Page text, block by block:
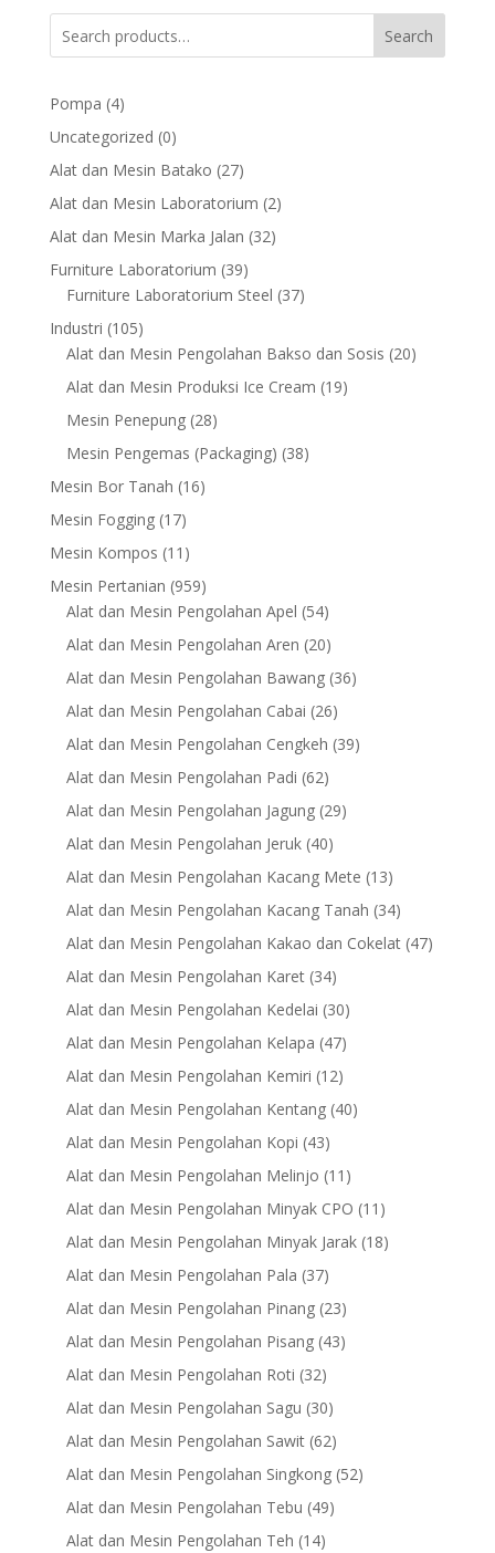
Search
Pompa 44
products
Uncategorized 00
products
Alat dan Mesin Batako 2727
products
Alat dan Mesin Laboratorium 22
Alat dan Mesin Marka Jalan 3232
Furniture Laboratorium 3939
products
Furniture Laboratorium Steel 3737
Industri 105105
products
Alat dan Mesin Pengolahan Bakso dan Sosis 2020
Alat dan Mesin Produksi Ice Cream 1919
Mesin Penepung 2828
products
Mesin Pengemas (Packaging) 3838
Mesin Bor Tanah 1616
Mesin Fogging 1717
products
Mesin Kompos 11 11
products
Mesin Pertanian 959959
products
Alat dan Mesin Pengolahan Apel 5454
products
Alat dan Mesin Pengolahan Aren 2020
products
Alat dan Mesin Pengolahan Bawang 3636
Alat dan Mesin Pengolahan Cabai 2626
products
Alat dan Mesin Pengolahan Cengkeh 3939
Alat dan Mesin Pengolahan Padi 6262
products
Alat dan Mesin Pengolahan Jagung 2929
Alat dan Mesin Pengolahan Jeruk 4040
products
Alat dan Mesin Pengolahan Kacang Mete 1313
products
Alat dan Mesin Pengolahan Kacang Tanah 3434
products
Alat dan Mesin Pengolahan Kakao dan Cokelat 4747
Alat dan Mesin Pengolahan Karet 3434
products
Alat dan Mesin Pengolahan Kedelai 3030
products
Alat dan Mesin Pengolahan Kelapa 4747
products
Alat dan Mesin Pengolahan Kemiri 1212
products
Alat dan Mesin Pengolahan Kentang 4040
Alat dan Mesin Pengolahan Kopi 4343
products
Alat dan Mesin Pengolahan Melinjo 11 11
products
Alat dan Mesin Pengolahan Minyak CPO 11 11
products
Alat dan Mesin Pengolahan Minyak Jarak 1818
Alat dan Mesin Pengolahan Pala 3737
products
Alat dan Mesin Pengolahan Pinang 2323
products
Alat dan Mesin Pengolahan Pisang 4343
Alat dan Mesin Pengolahan Roti 3232
products
Alat dan Mesin Pengolahan Sagu 3030
products
Alat dan Mesin Pengolahan Sawit 6262
products
Alat dan Mesin Pengolahan Singkong 5252
Alat dan Mesin Pengolahan Tebu 4949
Alat dan Mesin Pengolahan Teh 1414